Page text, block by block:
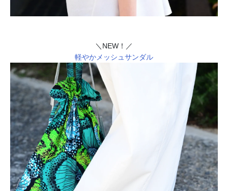
＼NEW！／
軽やかメッシュサンダル